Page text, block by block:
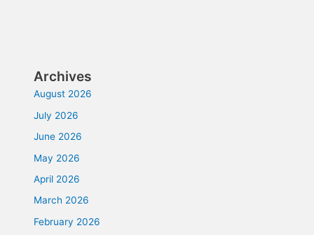
Archives
August 2026
July 2026
June 2026
May 2026
April 2026
March 2026
February 2026